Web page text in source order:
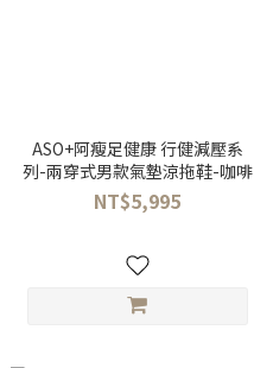
ASO+阿瘦足健康 行健減壓系
列-兩穿式男款氣墊涼拖鞋-咖啡
NT$5,995